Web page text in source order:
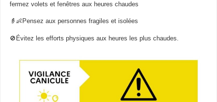
fermez volets et fenêtres aux heures chaudes
👵👶Pensez aux personnes fragiles et isolées
🚫Évitez les efforts physiques aux heures les plus chaudes.